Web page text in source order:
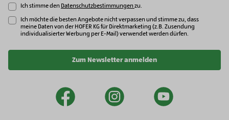
Ich stimme den Datenschutzbestimmungenzu.
Ich möchte die besten Angebote nicht verpassen und stimme zu, dass
meine Daten von der HOFER KG für Direktmarketing (z.B. Zusendung
individualisierter Werbung per E-Mail) verwendet werden dürfen.
Zum Newsletter anmelden
facebookinstagram